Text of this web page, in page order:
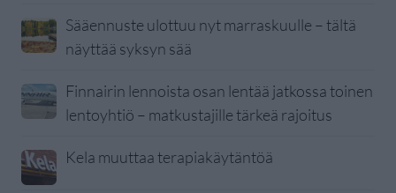
Sääennuste ulottuu nyt marraskuulle – tältä
näyttää syksyn sää
Finnairin lennoista osan lentää jatkossa toinen
lentoyhtiö – matkustajille tärkeä rajoitus
Kela muuttaa terapiakäytäntöä